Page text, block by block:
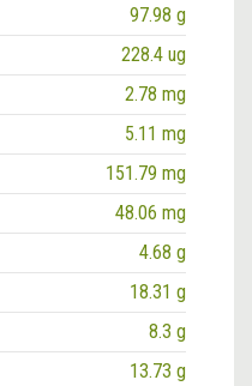
97.98 g
228.4 ug
2.78 mg
5.11 mg
151.79 mg
48.06 mg
4.68 g
18.31 g
8.3 g
13.73 g